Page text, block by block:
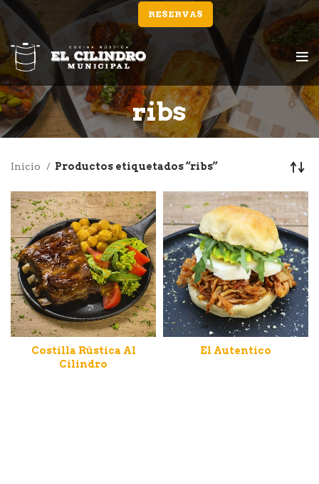
RESERVAS
ribs
Inicio Productos etiquetados “ribs”
Costilla Rústica Al
Cilindro
El Autentico